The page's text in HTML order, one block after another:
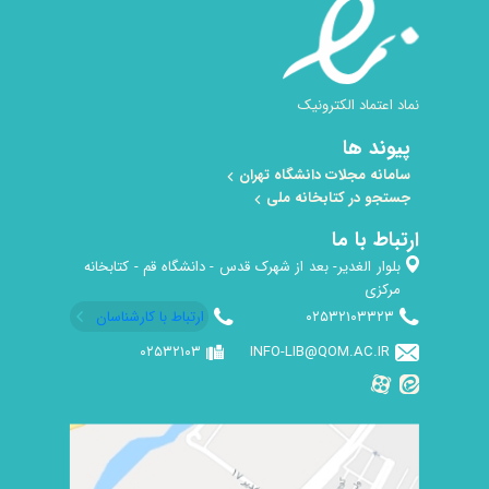
نماد اعتماد الکترونیک
پیوند ها
سامانه مجلات دانشگاه تهران
جستجو در کتابخانه ملی
ارتباط با ما
بلوار الغدیر- بعد از شهرک قدس - دانشگاه قم - کتابخانه
مرکزی
۰۲۵۳۲۱۰۳۳۲۳
ارتباط با کارشناسان
INFO-LIB@QOM.AC.IR
۰۲۵۳۲۱۰۳